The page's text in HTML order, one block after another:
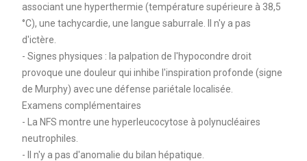
associant une hyperthermie (température supérieure à 38,5
°C), une tachycardie, une langue saburrale. Il n'y a pas
d'ictère.
- Signes physiques : la palpation de l'hypocondre droit
provoque une douleur qui inhibe l'inspiration profonde (signe
de Murphy) avec une défense pariétale localisée.
Examens complémentaires
- La NFS montre une hyperleucocytose à polynucléaires
neutrophiles.
- Il n'y a pas d'anomalie du bilan hépatique.